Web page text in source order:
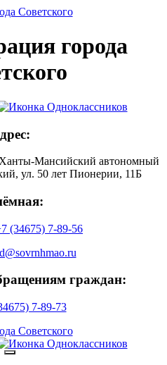
города
Мансийский автономный
ул. 50 лет Пионерии, 11Б
(34675) 7-89-56
граждан:
7-89-73